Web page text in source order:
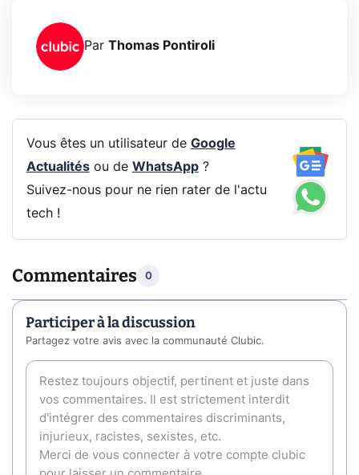
Par Thomas Pontiroli
Vous êtes un utilisateur de Google
Actualitésou de WhatsApp?
Suivez-nous pour ne rien rater de l'actu
tech !
Commentaires 0
Participer à la discussion
Partagez votre avis avec la communauté Clubic.